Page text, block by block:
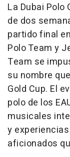
La Dubai Polo
de dos
partido final
Polo Team y
Team se
su nombre
Gold Cup. El
polo de los
musicales
y
aficionados